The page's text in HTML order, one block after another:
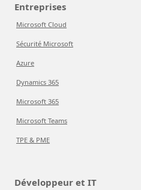
Entreprises
Microsoft Cloud
Sécurité Microsoft
Azure
Dynamics 365
Microsoft 365
Microsoft Teams
TPE & PME
Développeur et IT